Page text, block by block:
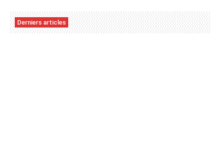
Derniers articles